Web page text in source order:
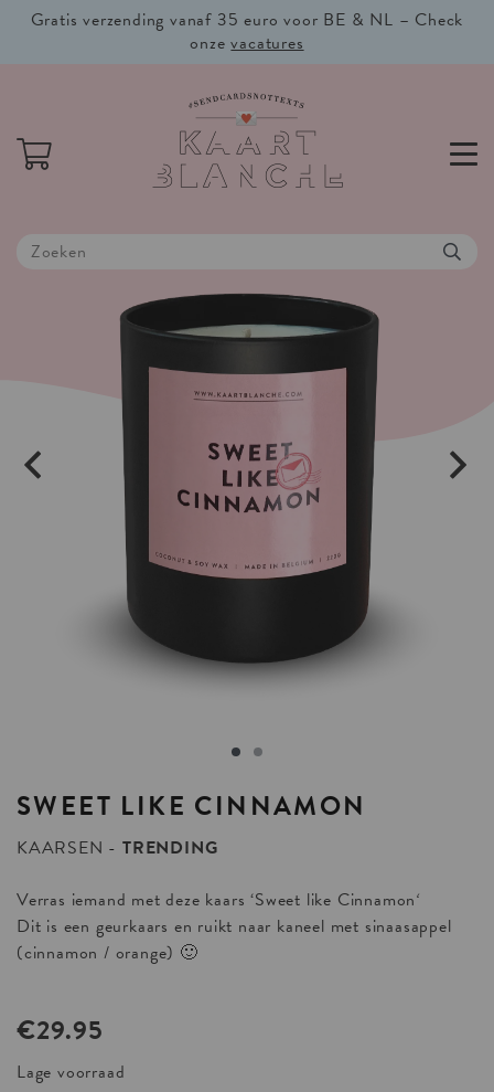
Gratis verzending vanaf 35 euro voor BE & NL – Check
onzevacatures
SWEET LIKE CINNAMON
KAARSEN
TRENDING
Verras iemand met deze kaars ‘Sweet like Cinnamon‘
Dit is een geurkaars en ruikt naar kaneel met sinaasappel
(cinnamon / orange) 🙂
€29.95
Lage voorraad